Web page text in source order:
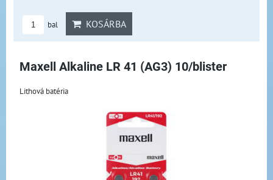
bal KOSÁRBA
Maxell Alkaline LR 41 (AG3) 10/blister
Lithová batéria